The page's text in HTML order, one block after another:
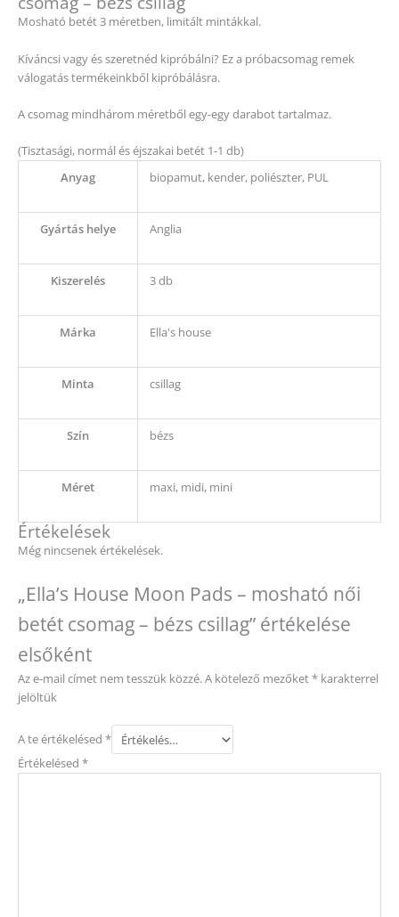
Mosható betét 3 méretben, limitált mintákkal.
Kíváncsi vagy és szeretnéd kipróbálni? Ez a próbacsomag remek
válogatás termékeinkből kipróbálásra.
A csomag mindhárom méretből egy-egy darabot tartalmaz.
(Tisztasági, normál és éjszakai betét 1-1 db)
Anyag
biopamut, kender, poliészter, PUL
Gyártás helye Anglia
Kiszerelés 3 db
Márka Ella's house
Minta csillag
Szín bézs
Méret maxi, midi, mini
Értékelések
Még nincsenek értékelések.
„Ella’s House Moon Pads – mosható női
betét csomag – bézs csillag” értékelése
elsőként
Az e-mail címet nem tesszük közzé.A kötelező mezőket* karakterrel
jelöltük
A te értékelésed *
Értékelésed *